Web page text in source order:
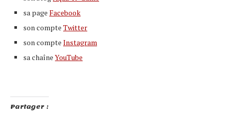
sa page Facebook
son compte Twitter
son compte Instagram
sa chaîneYouTube
Partager :